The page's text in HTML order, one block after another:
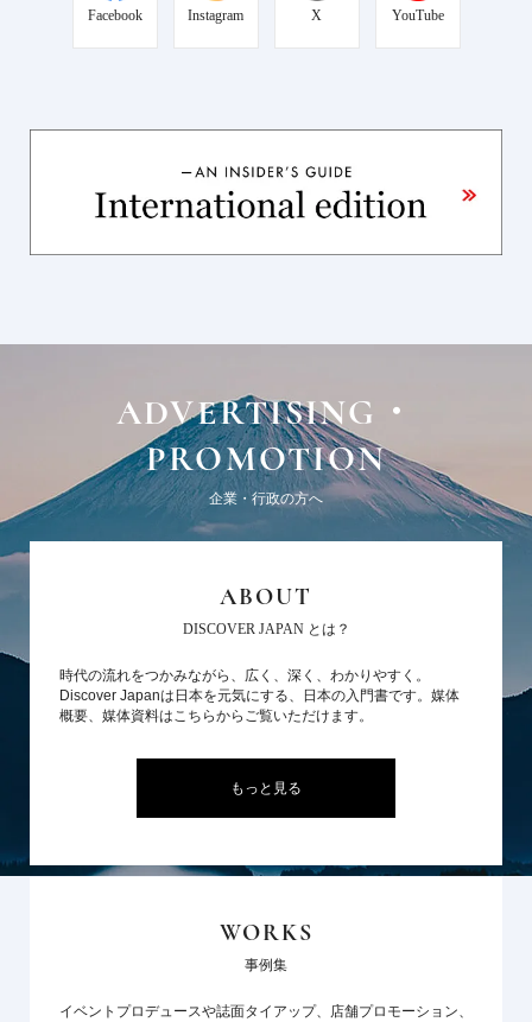
Facebook Instagram X YouTube
ADVERTISING・
PROMOTION
企業・行政の方へ
ABOUT
DISCOVER JAPAN とは？
時代の流れをつかみながら、広く、深く、わかりやすく。
Discover Japanは日本を元気にする、日本の入門書です。媒体
概要、媒体資料はこちらからご覧いただけます。
もっと見る
WORKS
事例集
イベントプロデュースや誌面タイアップ、店舗プロモーション、